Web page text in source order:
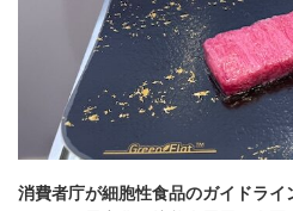
消費者庁が細胞性食品のガイドラ